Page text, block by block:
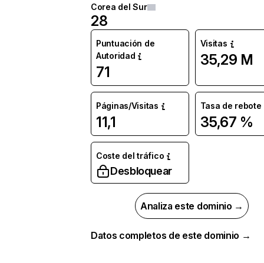
Corea del Sur
28
Puntuación de
Autoridad
71
Visitas
35,29 M
Páginas/Visitas
11,1
Tasa de rebote
35,67 %
Coste del tráfico
Desbloquear
Analiza este dominio →
Datos completos de este dominio →